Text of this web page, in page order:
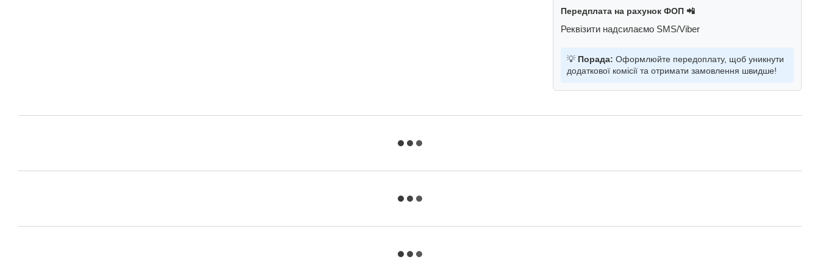
Передплата на рахунок ФОП 📲
Реквізити надсилаємо SMS/Viber
💡 Порада: Оформлюйте передоплату, щоб уникнути
додаткової комісії та отримати замовлення швидше!